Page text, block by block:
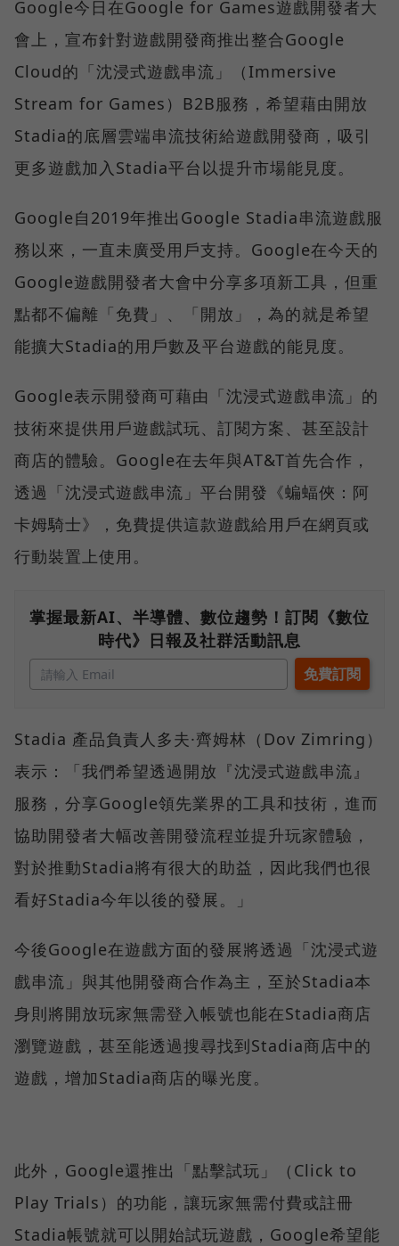
Google今日在Google for Games遊戲開發者大
會上，宣布針對遊戲開發商推出整合Google
Cloud的「沈浸式遊戲串流」（Immersive
Stream for Games）B2B服務，希望藉由開放
Stadia的底層雲端串流技術給遊戲開發商，吸引
更多遊戲加入Stadia平台以提升市場能見度。
Google自2019年推出Google Stadia串流遊戲服
務以來，一直未廣受用戶支持。Google在今天的
Google遊戲開發者大會中分享多項新工具，但重
點都不偏離「免費」、「開放」，為的就是希望
能擴大Stadia的用戶數及平台遊戲的能見度。
Google表示開發商可藉由「沈浸式遊戲串流」的
技術來提供用戶遊戲試玩、訂閱方案、甚至設計
商店的體驗。Google在去年與AT&T首先合作，
透過「沈浸式遊戲串流」平台開發《蝙蝠俠：阿
卡姆騎士》，免費提供這款遊戲給用戶在網頁或
行動裝置上使用。
掌握最新AI、半導體、數位趨勢！訂閱《數位
時代》日報及社群活動訊息
Stadia 產品負責人多夫·齊姆林（Dov Zimring）
表示：「我們希望透過開放『沈浸式遊戲串流』
服務，分享Google領先業界的工具和技術，進而
協助開發者大幅改善開發流程並提升玩家體驗，
對於推動Stadia將有很大的助益，因此我們也很
看好Stadia今年以後的發展。」
今後Google在遊戲方面的發展將透過「沈浸式遊
戲串流」與其他開發商合作為主，至於Stadia本
身則將開放玩家無需登入帳號也能在Stadia商店
瀏覽遊戲，甚至能透過搜尋找到Stadia商店中的
遊戲，增加Stadia商店的曝光度。
此外，Google還推出「點擊試玩」（Click to
Play Trials）的功能，讓玩家無需付費或註冊
Stadia帳號就可以開始試玩遊戲，Google希望能